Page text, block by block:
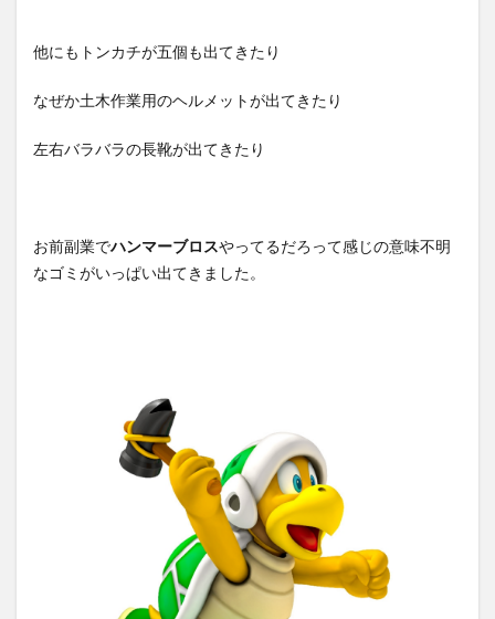
他にもトンカチが五個も出てきたり
なぜか土木作業用のヘルメットが出てきたり
左右バラバラの長靴が出てきたり
お前副業でハンマーブロスやってるだろって感じの意味不明
なゴミがいっぱい出てきました。